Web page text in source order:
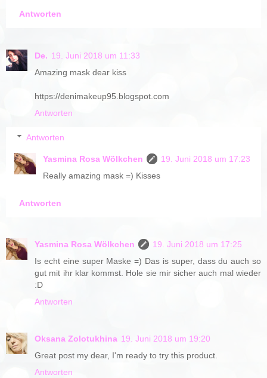
Antworten
De. 19. Juni 2018 um 11:33
Amazing mask dear kiss
https://denimakeup95.blogspot.com
Antworten
Antworten
Yasmina Rosa Wölkchen
19. Juni 2018 um 17:23
Really amazing mask =) Kisses
Antworten
Yasmina Rosa Wölkchen
19. Juni 2018 um 17:25
Is echt eine super Maske =) Das is super, dass du auch so
gut mit ihr klar kommst. Hole sie mir sicher auch mal wieder
:D
Antworten
Oksana Zolotukhina 19. Juni 2018 um 19:20
Great post my dear, I'm ready to try this product.
Antworten